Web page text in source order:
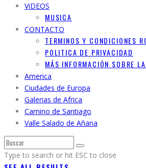
ViDEOS
MUSICA
CONTACTO
TERMINOS Y CONDICIONES
POLITICA DE PRIVACIDAD
MÁS INFORMACIÓN SOBRE
America
Ciudades de Europa
Galerias de Africa
Camino de Santiago
Valle Salado de Añana
Type to search or hit ESC to close